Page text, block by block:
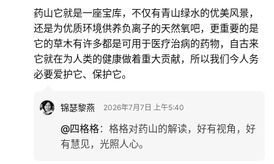
药山它就是一座宝库，不仅有青山绿水的优美风景，
还是为优质环境供养负离子的天然氧吧，更重要的是
它的草木有许多都是可用于医疗治病的药物，自古来
它就在为人类的健康做着重大贡献，所以我们今人务
必要爱护它、保护它。
锦瑟黎燕 2026年7月7日 上午5:40
@四格格： 格格对药山的解读，好有视角，好
有慧见，光照人心。